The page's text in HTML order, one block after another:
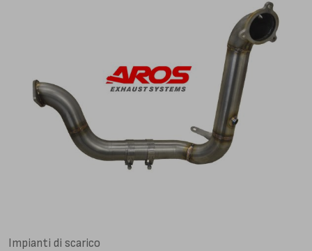
CUSTOMER SERVICE
+39 348 4420254
Lunedì – Venerdì
8.00 – 18.00
INDIRIZZO
Via Gioacchino Rossini, 18
25050 Pian Camuno BS, Italia
Impianti di scarico